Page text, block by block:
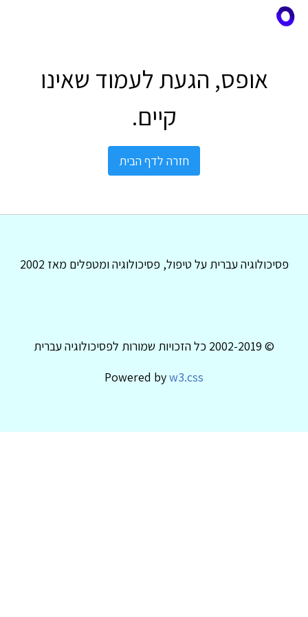
אופס, הגעת לעמוד שאינו
קיים.
חזרה לדף הבית
פסיכולוגיה עברית על טיפול, פסיכולוגיה ומטפלים מאז 2002
© 2002-2019 כל הזכויות שמורות לפסיכולוגיה עברית
Powered byw3.css